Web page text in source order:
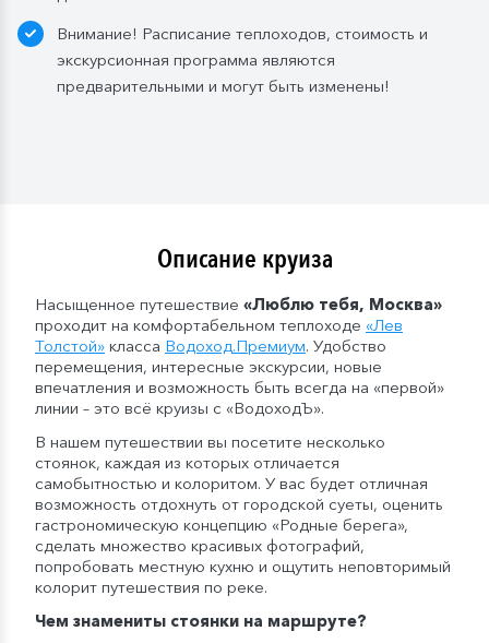
Внимание! Расписание теплоходов, стоимость и
экскурсионная программа являются
предварительными и могут быть изменены!
Описание круиза
Насыщенное путешествие «Люблю тебя, Москва»
проходит на комфортабельном теплоходе «Лев
Толстой» класса Водоход.Премиум. Удобство
перемещения, интересные экскурсии, новые
впечатления и возможность быть всегда на «первой»
линии – это всё круизы с «ВодоходЪ».
В нашем путешествии вы посетите несколько
стоянок, каждая из которых отличается
самобытностью и колоритом. У вас будет отличная
возможность отдохнуть от городской суеты, оценить
гастрономическую концепцию «Родные берега»,
сделать множество красивых фотографий,
попробовать местную кухню и ощутить неповторимый
колорит путешествия по реке.
Чем знамениты стоянки на маршруте?